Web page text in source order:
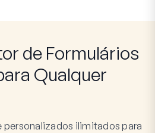
de Formulários
Qualquer
personalizados ilimitados para